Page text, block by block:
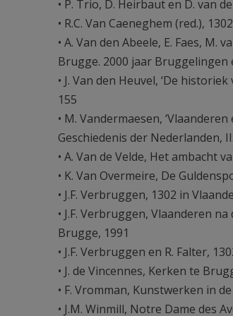
• P. Trio, D. Heirbaut en D. van
• R.C. Van Caeneghem (red.),
• A. Van den Abeele, E. Faes, M.
Brugge. 2000 jaar Bruggelingen
• J. Van den Heuvel, ‘De
155
• M. Vandermaesen,
Geschiedenis der Nederlanden,
• A. Van de Velde, Het ambacht
• K. Van Overmeire, De
• J.F. Verbruggen, 1302 in
• J.F. Verbruggen, Vlaanderen
Brugge, 1991
• J.F. Verbruggen en R. Falter,
• J. de Vincennes, Kerken te
• F. Vromman, Kunstwerken in
• J.M. Winmill, Notre Dame des